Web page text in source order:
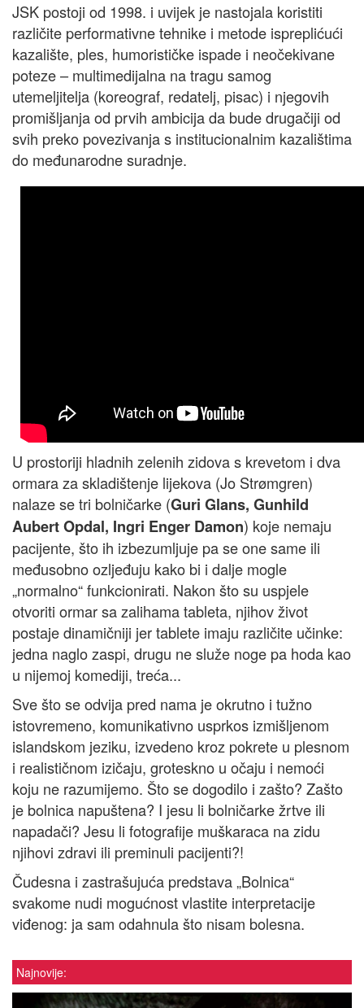
JSK postoji od 1998. i uvijek je nastojala koristiti
različite performativne tehnike i metode ispreplićući
kazalište, ples, humorističke ispade i neočekivane
poteze – multimedijalna na tragu samog
utemeljitelja (koreograf, redatelj, pisac) i njegovih
promišljanja od prvih ambicija da bude drugačiji od
svih preko povezivanja s institucionalnim kazalištima
do međunarodne suradnje.
U prostoriji hladnih zelenih zidova s krevetom i dva
ormara za skladištenje lijekova (Jo Strømgren)
nalaze se tri bolničarke (Guri Glans, Gunhild
Aubert Opdal, Ingri Enger Damon) koje nemaju
pacijente, što ih izbezumljuje pa se one same ili
međusobno ozljeđuju kako bi i dalje mogle
„normalno“ funkcionirati. Nakon što su uspjele
otvoriti ormar sa zalihama tableta, njihov život
postaje dinamičniji jer tablete imaju različite učinke:
jedna naglo zaspi, drugu ne služe noge pa hoda kao
u nijemoj komediji, treća...
Sve što se odvija pred nama je okrutno i tužno
istovremeno, komunikativno usprkos izmišljenom
islandskom jeziku, izvedeno kroz pokrete u plesnom
i realističnom izičaju, groteskno u očaju i nemoći
koju ne razumijemo. Što se dogodilo i zašto? Zašto
je bolnica napuštena? I jesu li bolničarke žrtve ili
napadači? Jesu li fotografije muškaraca na zidu
njihovi zdravi ili preminuli pacijenti?!
Čudesna i zastrašujuća predstava „Bolnica“
svakome nudi mogućnost vlastite interpretacije
viđenog: ja sam odahnula što nisam bolesna.
Najnovije: